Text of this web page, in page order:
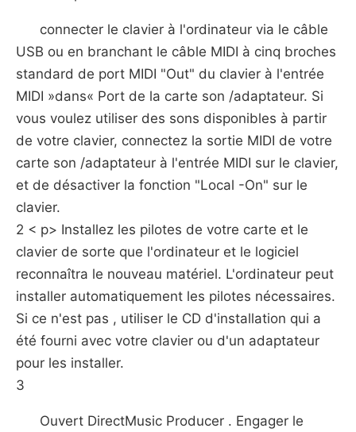
connecter le clavier à l'ordinateur via le câble
USB ou en branchant le câble MIDI à cinq broches
standard de port MIDI "Out" du clavier à l'entrée
MIDI »dans« Port de la carte son /adaptateur. Si
vous voulez utiliser des sons disponibles à partir
de votre clavier, connectez la sortie MIDI de votre
carte son /adaptateur à l'entrée MIDI sur le clavier,
et de désactiver la fonction "Local -On" sur le
clavier.
2 < p> Installez les pilotes de votre carte et le
clavier de sorte que l'ordinateur et le logiciel
reconnaîtra le nouveau matériel. L'ordinateur peut
installer automatiquement les pilotes nécessaires.
Si ce n'est pas , utiliser le CD d'installation qui a
été fourni avec votre clavier ou d'un adaptateur
pour les installer.
3
Ouvert DirectMusic Producer . Engager le